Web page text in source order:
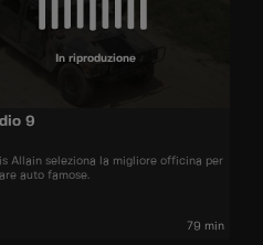
In riproduzione
9
Allain seleziona la migliore officina per
auto famose.
79 min